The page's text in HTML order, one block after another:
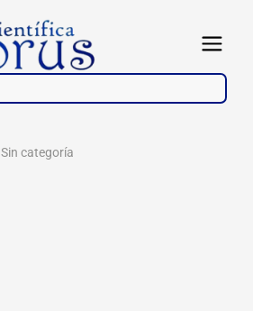
Abrir
Sin categoría